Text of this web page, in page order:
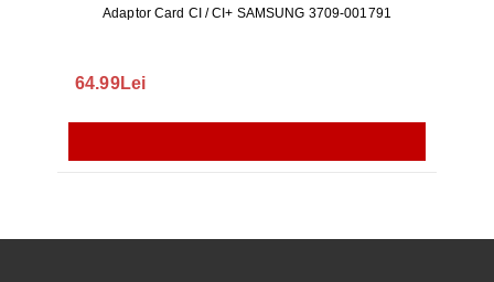
Adaptor Card CI / CI+ SAMSUNG 3709-001791
64.99Lei